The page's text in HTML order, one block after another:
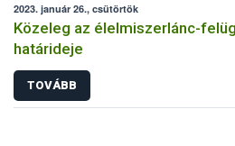
2023. január 26., csütörtök
Közeleg az élelmiszerlánc-
határideje
TOVÁBB